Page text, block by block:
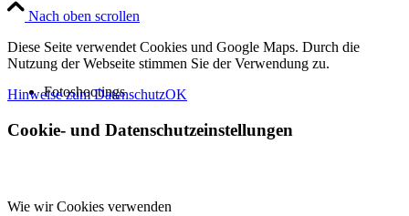
Fotoshootings
Nach oben scrollen
Diese Seite verwendet Cookies und Google Maps. Durch die
Nutzung der Webseite stimmen Sie der Verwendung zu.
Hinweise zum DatenschutzOK
Cookie- und Datenschutzeinstellungen
Wie wir Cookies verwenden